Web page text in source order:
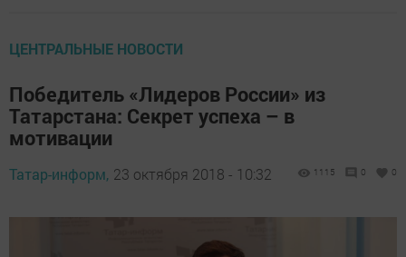
ЦЕНТРАЛЬНЫЕ НОВОСТИ
Победитель «Лидеров России» из
Татарстана: Секрет успеха – в
мотивации
Татар-информ, 23 октября 2018 - 10:32 1115 0 0